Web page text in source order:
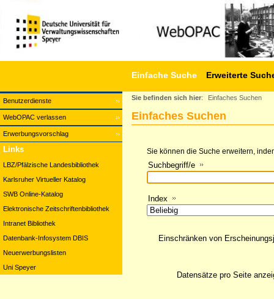
Benutzerdienste
WebOPAC verlassen
Erwerbungsvorschlag
Einfache Suche Erweiterte
Links
LBZ/Pfälzische Landesbibliothek
Karlsruher Virtueller Katalog
SWB Online-Katalog
Elektronische Zeitschriftenbibliothek
Intranet Bibliothek
Datenbank-Infosystem DBIS
Neuerwerbungslisten
Uni Speyer
Sie befinden sich hier: Einfaches Suchen
Einfaches Suchen
Sie können die Suche erweitern,
Suchbegriff/e
Index
Einschränken von
Datensätze pro Seite